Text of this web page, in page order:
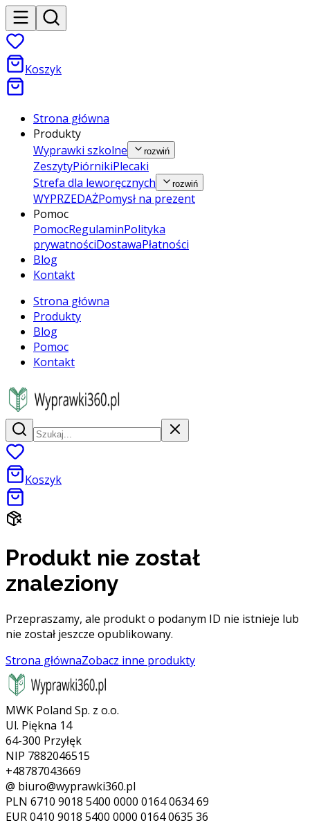
Koszyk
Strona główna
Produkty
Wyprawki szkolne
rozwiń
ZeszytyPiórnikiPlecaki
Strefa dla leworęcznych
rozwiń
WYPRZEDAŻPomysł na prezent
Pomoc
PomocRegulaminPolityka
prywatnościDostawaPłatności
Blog
Kontakt
Strona główna
Produkty
Blog
Pomoc
Kontakt
Koszyk
Produkt nie został
znaleziony
Przepraszamy, ale produkt o podanym ID nie istnieje lub
nie został jeszcze opublikowany.
Strona głównaZobacz inne produkty
MWK Poland Sp. z o.o.
Ul. Piękna 14
64-300 Przyłęk
NIP 7882046515
+48787043669
@ biuro@wyprawki360.pl
PLN 6710 9018 5400 0000 0164 0634 69
EUR0410 9018 5400 0000 0164 0635 36